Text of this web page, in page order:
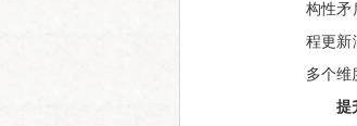
构性矛
程更新
多个维
提